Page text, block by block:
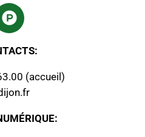
(accueil)